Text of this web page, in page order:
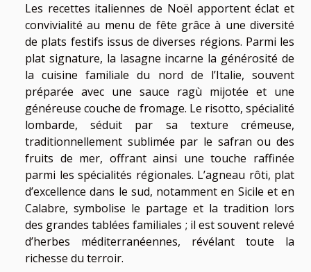
Les recettes italiennes de Noël apportent éclat et
convivialité au menu de fête grâce à une diversité
de plats festifs issus de diverses régions. Parmi les
plat signature, la lasagne incarne la générosité de
la cuisine familiale du nord de l’Italie, souvent
préparée avec une sauce ragù mijotée et une
généreuse couche de fromage. Le risotto, spécialité
lombarde, séduit par sa texture crémeuse,
traditionnellement sublimée par le safran ou des
fruits de mer, offrant ainsi une touche raffinée
parmi les spécialités régionales. L’agneau rôti, plat
d’excellence dans le sud, notamment en Sicile et en
Calabre, symbolise le partage et la tradition lors
des grandes tablées familiales ; il est souvent relevé
d’herbes méditerranéennes, révélant toute la
richesse du terroir.